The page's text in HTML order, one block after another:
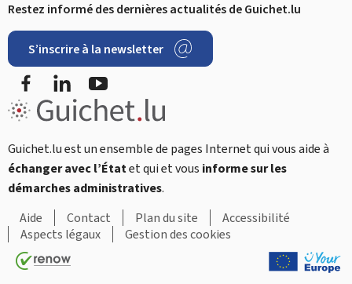
Restez informé des dernières actualités de Guichet.lu
S’inscrire à la newsletter
FacebookLinkedIn
Guichet.lu est un ensemble de pages Internet qui vous aide à
échanger avec l’Étatet qui et vous informe sur les
démarches administratives.
Aide
Contact Plan du site
Accessibilité
Aspects légaux
Gestion des cookies